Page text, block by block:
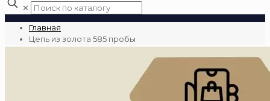
✕
Главная
Цепь из золота 585 пробы